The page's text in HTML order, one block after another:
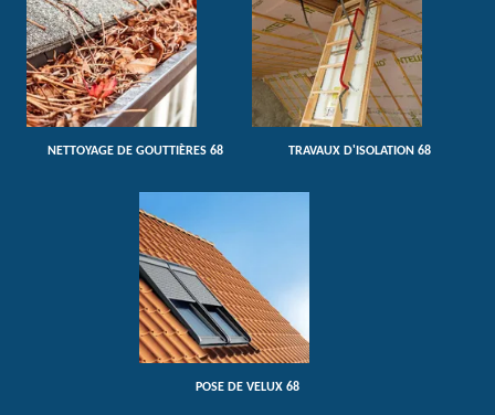
NETTOYAGE DE GOUTTIÈRES 68 TRAVAUX D'ISOLATION 68
POSE DE VELUX 68